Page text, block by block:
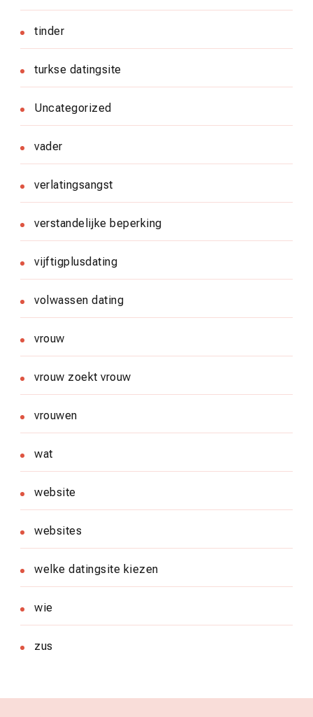
tinder
turkse datingsite
Uncategorized
vader
verlatingsangst
verstandelijke beperking
vijftigplusdating
volwassen dating
vrouw
vrouw zoekt vrouw
vrouwen
wat
website
websites
welke datingsite kiezen
wie
zus